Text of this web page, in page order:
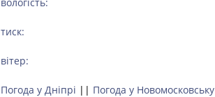
тиск:
вітер:
Погода у Дніпрі || Погода у Новомосковську